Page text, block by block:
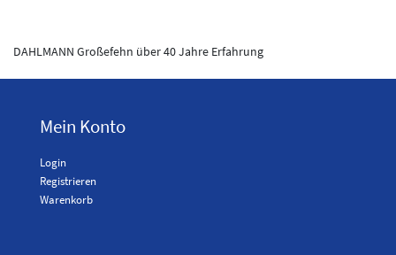
DAHLMANN Großefehn über 40 Jahre Erfahrung
Mein Konto
Login
Registrieren
Warenkorb